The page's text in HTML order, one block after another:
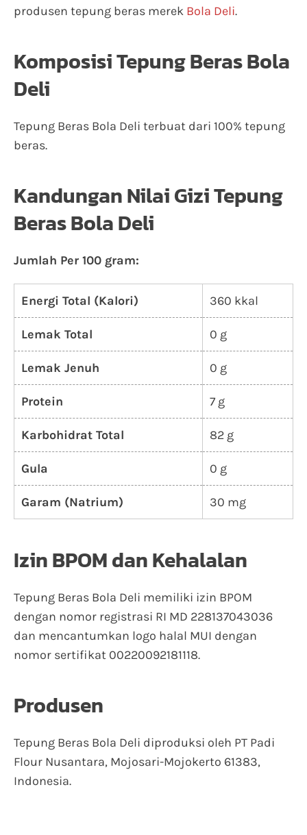
produsen tepung beras merek Bola Deli.
Komposisi Tepung Beras Bola
Deli
Tepung Beras Bola Deli terbuat dari 100% tepung
beras.
Kandungan Nilai Gizi Tepung
Beras Bola Deli
Jumlah Per 100 gram:
Energi Total (Kalori) 360 kkal
Lemak Total 0 g
Lemak Jenuh 0 g
Protein 7 g
Karbohidrat Total 82 g
Gula 0 g
Garam (Natrium) 30 mg
Izin BPOM dan Kehalalan
Tepung Beras Bola Deli memiliki izin BPOM
dengan nomor registrasi RI MD 228137043036
dan mencantumkan logo halal MUI dengan
nomor sertifikat 00220092181118.
Produsen
Tepung Beras Bola Deli diproduksi oleh PT Padi
Flour Nusantara, Mojosari-Mojokerto 61383,
Indonesia.